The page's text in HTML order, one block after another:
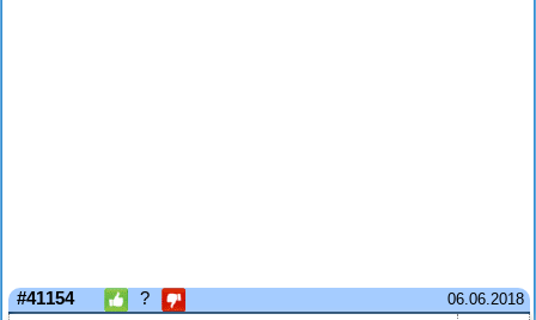
06.06.2018
#41154 ?